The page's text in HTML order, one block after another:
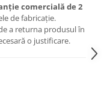
comercială de 2
de fabricație.
a returna produsul în
o justificare.